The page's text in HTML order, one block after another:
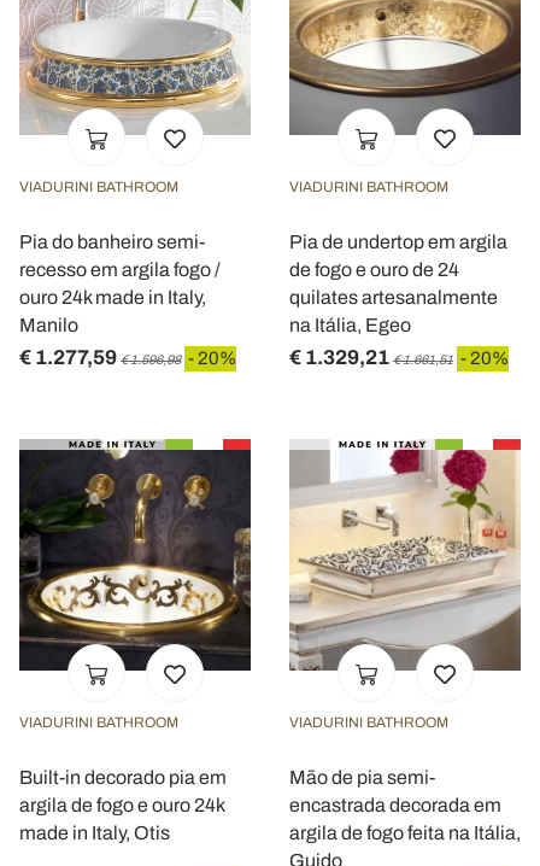
VIADURINI BATHROOM
Pia do banheiro semi-
recesso em argila fogo /
ouro 24k made in Italy,
Manilo
€ 1.277,59 € 1.596,98 - 20%
VIADURINI BATHROOM
Pia de undertop em argila
de fogo e ouro de 24
quilates artesanalmente
na Itália, Egeo
€ 1.329,21 € 1.661,51 - 20%
VIADURINI BATHROOM
Built-in decorado pia em
argila de fogo e ouro 24k
made in Italy, Otis
VIADURINI BATHROOM
Mão de pia semi-
encastrada decorada em
argila de fogo feita na Itália,
Guido